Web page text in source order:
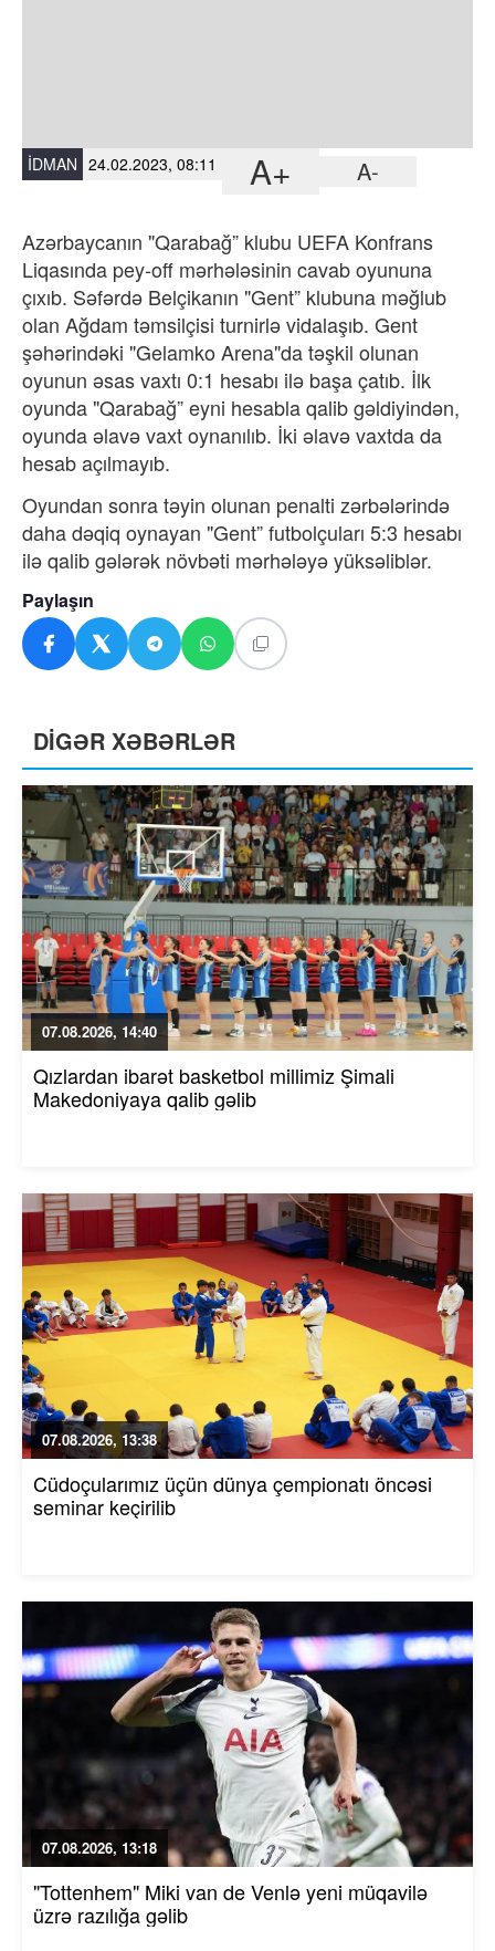
İDMAN 24.02.2023, 08:11 A+ A-
Azərbaycanın "Qarabağ” klubu UEFA Konfrans
Liqasında pey-off mərhələsinin cavab oyununa
çıxıb. Səfərdə Belçikanın "Gent” klubuna məğlub
olan Ağdam təmsilçisi turnirlə vidalaşıb. Gent
şəhərindəki "Gelamko Arena"da təşkil olunan
oyunun əsas vaxtı 0:1 hesabı ilə başa çatıb. İlk
oyunda "Qarabağ” eyni hesabla qalib gəldiyindən,
oyunda əlavə vaxt oynanılıb. İki əlavə vaxtda da
hesab açılmayıb.
Oyundan sonra təyin olunan penalti zərbələrində
daha dəqiq oynayan "Gent” futbolçuları 5:3 hesabı
ilə qalib gələrək növbəti mərhələyə yüksəliblər.
Paylaşın
DİGƏR XƏBƏRLƏR
07.08.2026, 14:40
Qızlardan ibarət basketbol millimiz Şimali
Makedoniyaya qalib gəlib
07.08.2026, 13:38
Cüdoçularımız üçün dünya çempionatı öncəsi
seminar keçirilib
07.08.2026, 13:18
"Tottenhem" Miki van de Venlə yeni müqavilə
üzrə razılığa gəlib